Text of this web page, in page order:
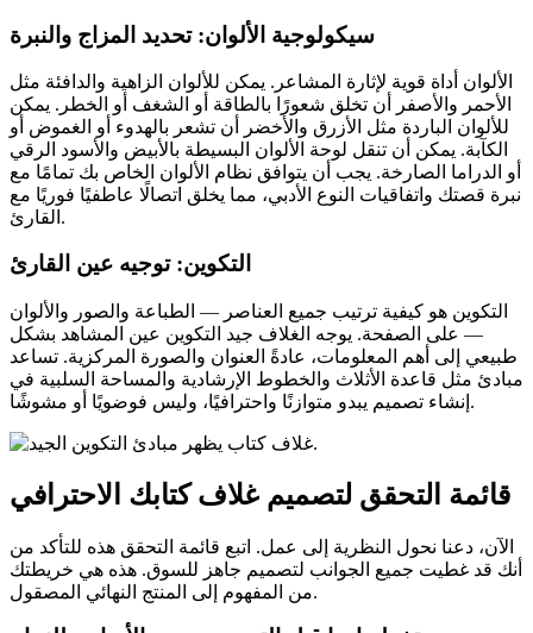
سيكولوجية الألوان: تحديد المزاج والنبرة
الألوان أداة قوية لإثارة المشاعر. يمكن للألوان الزاهية والدافئة مثل
الأحمر والأصفر أن تخلق شعورًا بالطاقة أو الشغف أو الخطر. يمكن
للألوان الباردة مثل الأزرق والأخضر أن تشعر بالهدوء أو الغموض أو
الكآبة. يمكن أن تنقل لوحة الألوان البسيطة بالأبيض والأسود الرقي
أو الدراما الصارخة. يجب أن يتوافق نظام الألوان الخاص بك تمامًا مع
نبرة قصتك واتفاقيات النوع الأدبي، مما يخلق اتصالًا عاطفيًا فوريًا مع
القارئ.
التكوين: توجيه عين القارئ
التكوين هو كيفية ترتيب جميع العناصر — الطباعة والصور والألوان
— على الصفحة. يوجه الغلاف جيد التكوين عين المشاهد بشكل
طبيعي إلى أهم المعلومات، عادةً العنوان والصورة المركزية. تساعد
مبادئ مثل قاعدة الأثلاث والخطوط الإرشادية والمساحة السلبية في
إنشاء تصميم يبدو متوازنًا واحترافيًا، وليس فوضويًا أو مشوشًا.
قائمة التحقق لتصميم غلاف كتابك الاحترافي
الآن، دعنا نحول النظرية إلى عمل. اتبع قائمة التحقق هذه للتأكد من
أنك قد غطيت جميع الجوانب لتصميم جاهز للسوق. هذه هي خريطتك
من المفهوم إلى المنتج النهائي المصقول.